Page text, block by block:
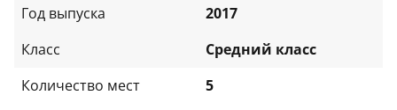
Год выпуска
2017
Класс
Средний класс
Количество мест
5